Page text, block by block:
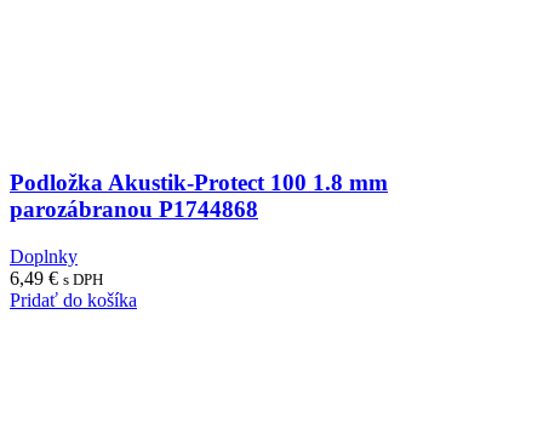
Podložka Akustik-Protect 100 1.8 mm
parozábranou P1744868
Doplnky
6,49 € s DPH
Pridať do košíka